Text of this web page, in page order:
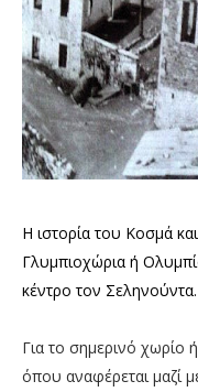
Η ιστορία του Κοσμά
Γλυμπιοχώρια ή
κέντρο τον Σεληνούντα.
Για το σημερινό χωρίο
όπου αναφέρεται μαζί